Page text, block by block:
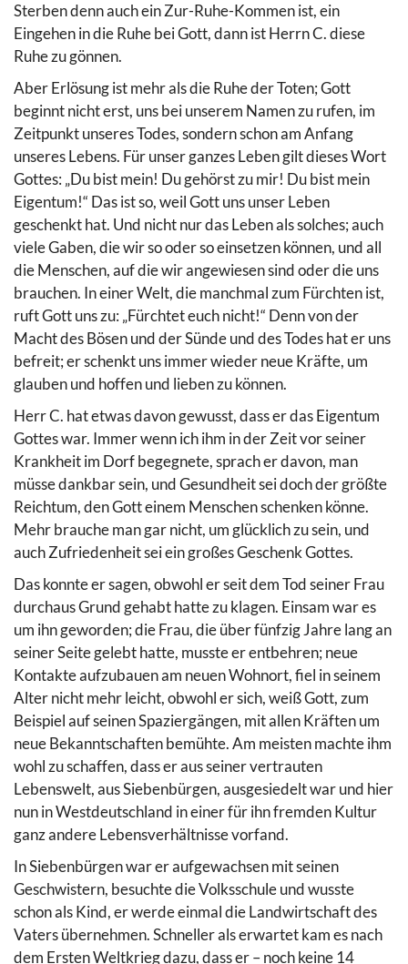
Sterben denn auch ein Zur-Ruhe-Kommen ist, ein
Eingehen in die Ruhe bei Gott, dann ist Herrn C. diese
Ruhe zu gönnen.
Aber Erlösung ist mehr als die Ruhe der Toten; Gott
beginnt nicht erst, uns bei unserem Namen zu rufen, im
Zeitpunkt unseres Todes, sondern schon am Anfang
unseres Lebens. Für unser ganzes Leben gilt dieses Wort
Gottes: „Du bist mein! Du gehörst zu mir! Du bist mein
Eigentum!“ Das ist so, weil Gott uns unser Leben
geschenkt hat. Und nicht nur das Leben als solches; auch
viele Gaben, die wir so oder so einsetzen können, und all
die Menschen, auf die wir angewiesen sind oder die uns
brauchen. In einer Welt, die manchmal zum Fürchten ist,
ruft Gott uns zu: „Fürchtet euch nicht!“ Denn von der
Macht des Bösen und der Sünde und des Todes hat er uns
befreit; er schenkt uns immer wieder neue Kräfte, um
glauben und hoffen und lieben zu können.
Herr C. hat etwas davon gewusst, dass er das Eigentum
Gottes war. Immer wenn ich ihm in der Zeit vor seiner
Krankheit im Dorf begegnete, sprach er davon, man
müsse dankbar sein, und Gesundheit sei doch der größte
Reichtum, den Gott einem Menschen schenken könne.
Mehr brauche man gar nicht, um glücklich zu sein, und
auch Zufriedenheit sei ein großes Geschenk Gottes.
Das konnte er sagen, obwohl er seit dem Tod seiner Frau
durchaus Grund gehabt hatte zu klagen. Einsam war es
um ihn geworden; die Frau, die über fünfzig Jahre lang an
seiner Seite gelebt hatte, musste er entbehren; neue
Kontakte aufzubauen am neuen Wohnort, fiel in seinem
Alter nicht mehr leicht, obwohl er sich, weiß Gott, zum
Beispiel auf seinen Spaziergängen, mit allen Kräften um
neue Bekanntschaften bemühte. Am meisten machte ihm
wohl zu schaffen, dass er aus seiner vertrauten
Lebenswelt, aus Siebenbürgen, ausgesiedelt war und hier
nun in Westdeutschland in einer für ihn fremden Kultur
ganz andere Lebensverhältnisse vorfand.
In Siebenbürgen war er aufgewachsen mit seinen
Geschwistern, besuchte die Volksschule und wusste
schon als Kind, er werde einmal die Landwirtschaft des
Vaters übernehmen. Schneller als erwartet kam es nach
dem Ersten Weltkrieg dazu, dass er – noch keine 14